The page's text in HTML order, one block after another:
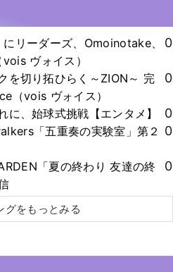
にリーダーズ、Omoinotake、
ヴォイス）
0
を切り拓ひらく～ZION～ 完
（vois ヴォイス）
0
に、始球式挑戦【エンタメ】
0
「五重奏の実験室」第２ 0
「夏の終わり 友達の終
0
グをもっとみる